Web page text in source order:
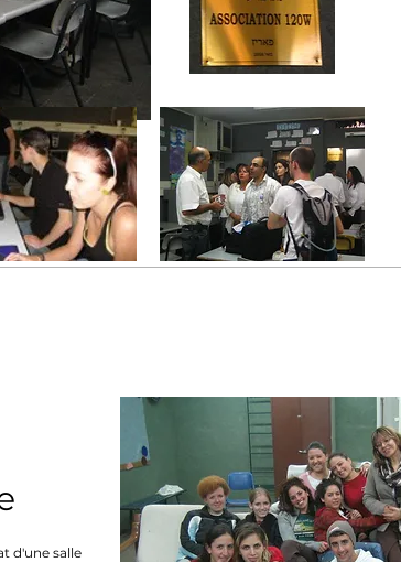
d'une salle